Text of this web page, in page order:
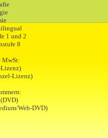
1 und 2
8
MwSt:
Lizenz)
Web-DVD)